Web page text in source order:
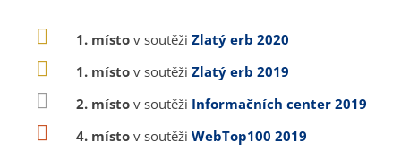
1. místo v soutěži Zlatý erb 2020
1. místo v soutěži Zlatý erb 2019
2. místo v soutěži Informačních center 2019
4. místo v soutěži WebTop100 2019